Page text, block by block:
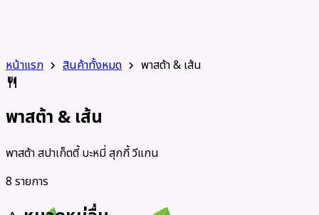
หน้าแรก chevron_right สินค้าทั้งหมด chevron_right พาสต้า & เส้น
restaurant
พาสต้า & เส้น
พาสต้า สปาเก็ตตี้ บะหมี่ สุกกี้ วีแกน
8 รายการ